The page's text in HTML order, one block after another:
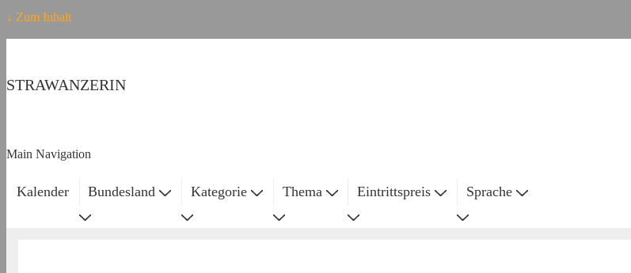
↓ Zum Inhalt
STRAWANZERIN
Main Navigation
Kalender Bundesland Kategorie Thema Eintrittspreis Sprache